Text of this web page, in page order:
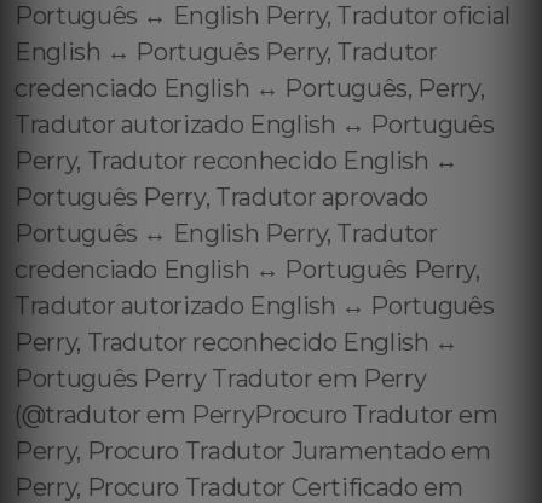
Português ↔️ English Perry, Tradutor oficial
English ↔️ Português Perry, Tradutor
credenciado English ↔️ Português, Perry,
Tradutor autorizado English ↔️ Português
Perry, Tradutor reconhecido English ↔️
Português Perry, Tradutor aprovado
Português ↔️ English Perry, Tradutor
credenciado English ↔️ Português Perry,
Tradutor autorizado English ↔️ Português
Perry, Tradutor reconhecido English ↔️
Português Perry Tradutor em Perry
(@tradutor em PerryProcuro Tradutor em
Perry, Procuro Tradutor Juramentado em
Perry, Procuro Tradutor Certificado em